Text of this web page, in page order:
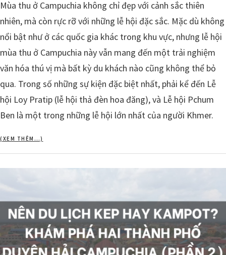
Mùa thu ở Campuchia không chỉ đẹp với cảnh sắc thiên
nhiên, mà còn rực rỡ với những lễ hội đặc sắc. Mặc dù không
nổi bật như ở các quốc gia khác trong khu vực, nhưng lễ hội
mùa thu ở Campuchia này vẫn mang đến một trải nghiệm
văn hóa thú vị mà bất kỳ du khách nào cũng không thể bỏ
qua. Trong số những sự kiện đặc biệt nhất, phải kể đến Lễ
hội Loy Pratip (lễ hội thả đèn hoa đăng), và Lễ hội Pchum
Ben là một trong những lễ hội lớn nhất của người Khmer.
(XEM THÊM…)